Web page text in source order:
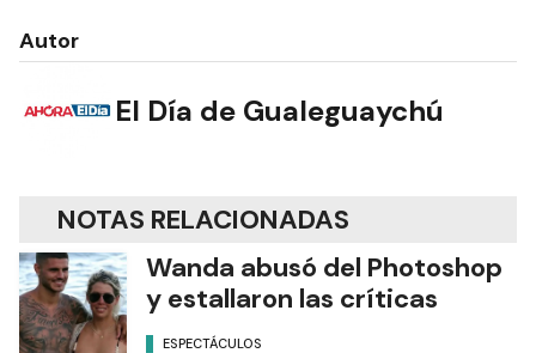
Autor
El Día de Gualeguaychú
NOTAS RELACIONADAS
Wanda abusó del Photoshop
y estallaron las críticas
ESPECTÁCULOS